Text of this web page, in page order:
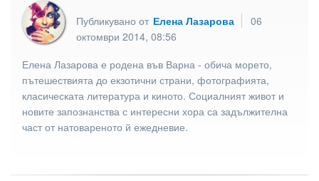
Публикувано от Елена Лазарова
06
октомври 2014, 08:56
Елена Лазарова е родена във Варна - обича морето,
пътешествията до екзотични страни, фотографията,
класическата литература и киното. Социалният живот и
новите запознанства с интересни хора са задължителна
част от натовареното й ежедневие.